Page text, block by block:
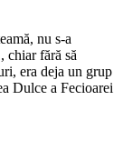
nu s-a
chiar fără să
era deja un grup
Dulce a Fecioarei